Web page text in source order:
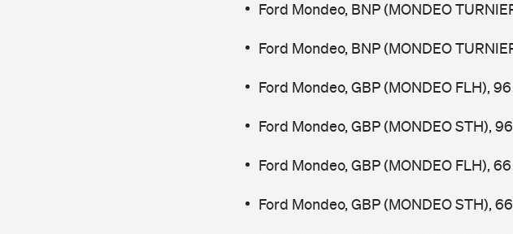
Ford Mondeo, BNP (MONDEO
Ford Mondeo, BNP (MONDEO
Ford Mondeo, GBP (MONDEO FLH),
Ford Mondeo, GBP (MONDEO STH),
Ford Mondeo, GBP (MONDEO FLH),
Ford Mondeo, GBP (MONDEO STH),